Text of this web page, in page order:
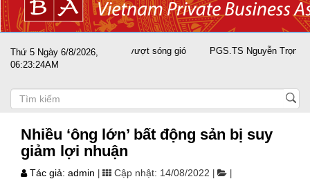
Thứ 5 Ngày 6/8/2026,
06:23:25AM
cánh cùng doanh nghiệp vượt sóng gió PGS.TS Nguyễn Trọng
Nhiều ‘ông lớn’ bất động sản bị suy
giảm lợi nhuận
Tác giả: admin Cập nhật: 14/08/2022